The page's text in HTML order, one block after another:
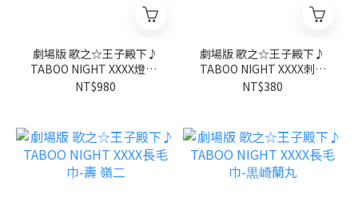
劇場版 歌之☆王子殿下♪
TABOO NIGHT XXXX燈飾-
黒崎蘭丸
NT$980
劇場版 歌之☆王子殿下♪
TABOO NIGHT XXXX刺繡
布貼-12款隨機
NT$380